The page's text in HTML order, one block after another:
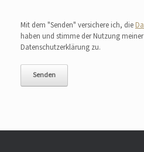
Mit dem "Senden" versichere ich, die
haben und stimme der Nutzung
Datenschutzerklärung zu.